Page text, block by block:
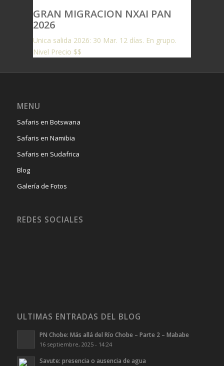
GRAN MIGRACION NXAI PAN
2026
Unica salida 2026: 30 Mar. 12 días. En grupo.
Nivel Precio $$
MENU
Safaris en Botswana
Safaris en Namibia
Safaris en Sudafrica
Blog
Galería de Fotos
REDES SOCIALES
ULTIMAS ENTRADAS DEL BLOG
PN Chobe: Más allá del Río Chobe – Parte 2 – Mababe
16 septiembre, 2025 - 14:24
Savute: presencia o ausencia de agua